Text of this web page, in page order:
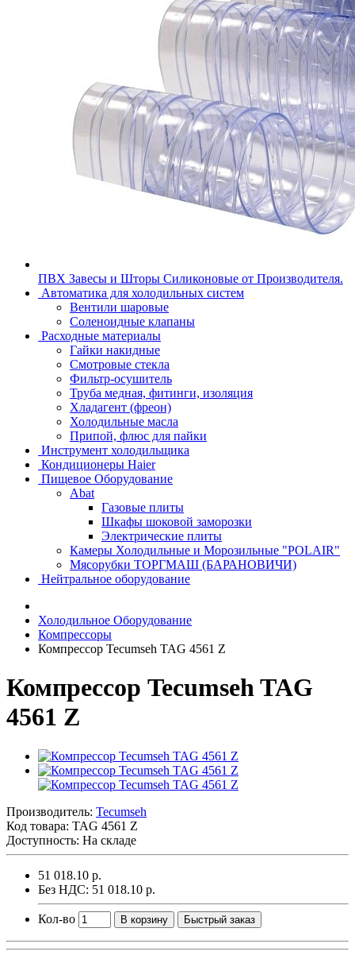
ПВХ Завесы и Шторы Силиконовые от Производителя.
Автоматика для холодильных систем
Вентили шаровые
Соленоидные клапаны
Расходные материалы
Гайки накидные
Смотровые стекла
Фильтр-осушитель
Труба медная, фитинги, изоляция
Хладагент (фреон)
Холодильные масла
Припой, флюс для пайки
Инструмент холодильщика
Кондиционеры Haier
Пищевое Оборудование
Abat
Газовые плиты
Шкафы шоковой заморозки
Электрические плиты
Камеры Холодильные и Морозильные "POLAIR"
Мясорубки ТОРГМАШ (БАРАНОВИЧИ)
Нейтральное оборудование
Холодильное Оборудование
Компрессоры
Компрессор Tecumseh TAG 4561 Z
Компрессор Tecumseh TAG
4561 Z
Производитель: Tecumseh
Код товара: TAG 4561 Z
Доступность: На складе
51 018.10 р.
Без НДС: 51 018.10 р.
Кол-во В корзину Быстрый заказ